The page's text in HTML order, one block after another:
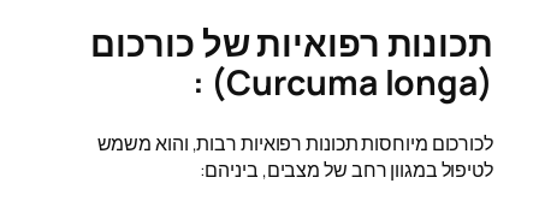
תכונות רפואיות של כורכום
(Curcuma longa) :
לכורכום מיוחסות תכונות רפואיות רבות, והוא משמש
לטיפול במגוון רחב של מצבים, ביניהם: